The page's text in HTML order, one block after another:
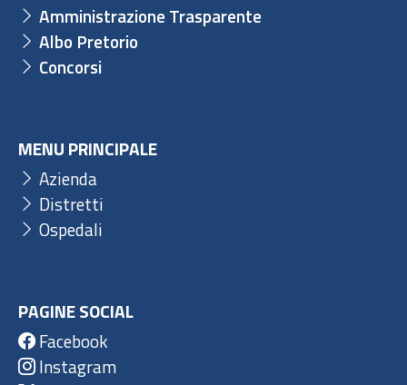
Amministrazione Trasparente
Albo Pretorio
Concorsi
MENU PRINCIPALE
Azienda
Distretti
Ospedali
PAGINE SOCIAL
Facebook
Instagram